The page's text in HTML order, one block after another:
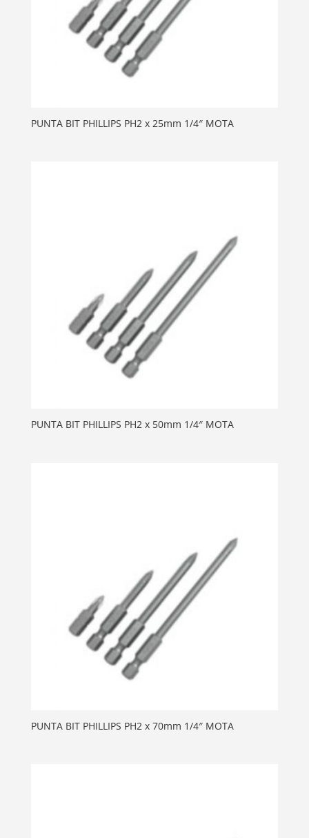
PUNTA BIT PHILLIPS PH2 x 25mm 1/4″ MOTA
PUNTA BIT PHILLIPS PH2 x 50mm 1/4″ MOTA
PUNTA BIT PHILLIPS PH2 x 70mm 1/4″ MOTA